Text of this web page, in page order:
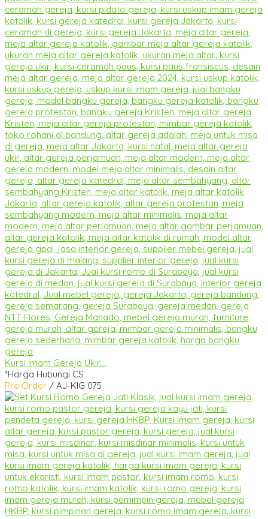
Kursi Imam Gereja Ukir....
*Harga Hubungi CS
Pre Order / AJ-KIG 075